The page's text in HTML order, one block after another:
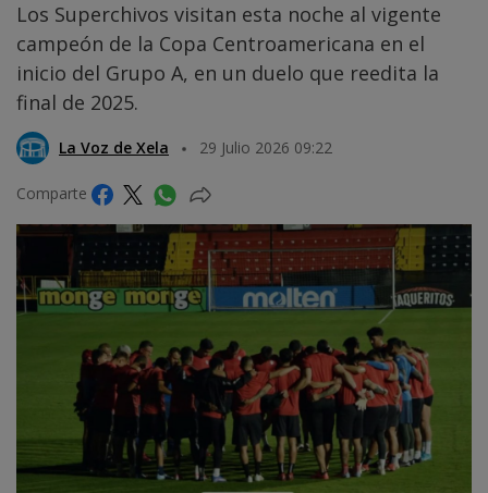
Los Superchivos visitan esta noche al vigente
campeón de la Copa Centroamericana en el
inicio del Grupo A, en un duelo que reedita la
final de 2025.
La Voz de Xela 29 Julio 2026 09:22
Comparte